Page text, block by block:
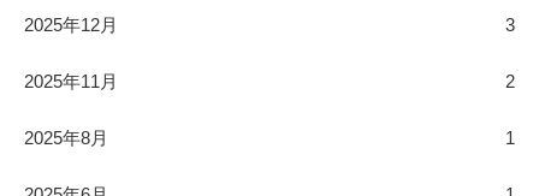
2025年12月 3
2025年11月 2
2025年8月 1